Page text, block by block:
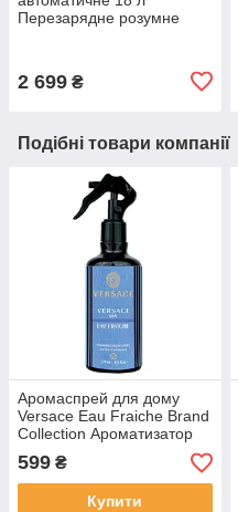
Перезарядне розумне
2 699 ₴
Подібні товари компанії
Аромаспрей для дому
Versace Eau Fraiche Brand
Collection Ароматизатор
кімнат спрей аромат
румспрей для запаха
599 ₴
Купити